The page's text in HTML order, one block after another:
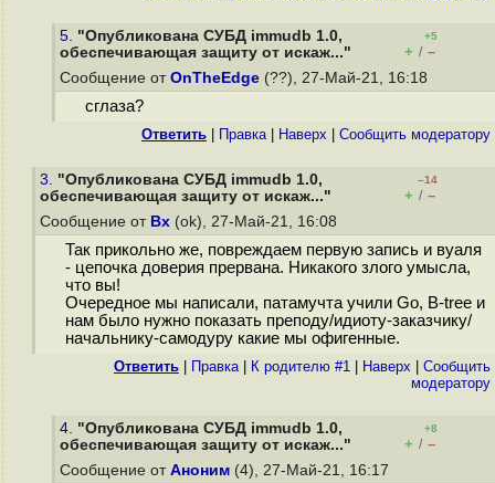
5. "Опубликована СУБД immudb 1.0,
обеспечивающая защиту от искаж..."
+5
+ / –
Сообщение от OnTheEdge (??), 27-Май-21, 16:18
сглаза?
Ответить Правка| Наверх Cообщить модератору
3. "Опубликована СУБД immudb 1.0,
обеспечивающая защиту от искаж..."
–14
+ / –
Сообщение от Bx (ok), 27-Май-21, 16:08
Так прикольно же, повреждаем первую запись и вуаля
- цепочка доверия прервана. Никакого злого умысла,
что вы!
Очередное мы написали, патамучта учили Go, B-tree и
нам было нужно показать преподу/идиоту-заказчику/
начальнику-самодуру какие мы офигенные.
Ответить Правка| К родителю #1 Наверх
Cообщить
модератору
4. "Опубликована СУБД immudb 1.0,
обеспечивающая защиту от искаж..."
+8
+ / –
Сообщение от Аноним (4), 27-Май-21, 16:17